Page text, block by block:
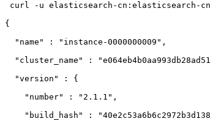
curl -u elasticsearch-cn:elasticsearch-
{
  "name" : "instance-0000000009",
"cluster_name" :
  "version" : {
    "number" : "2.1.1",
"build_hash" :